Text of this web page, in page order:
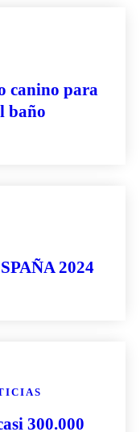
canino para
baño
2024
300.000